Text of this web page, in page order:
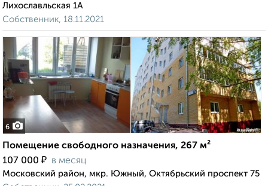
Лихославльская 1А
Собственник, 18.11.2021
6
Помещение свободного назначения, 267 м²
107 000 ₽ в месяц
Московский район, мкр. Южный, Октябрьский проспект 75